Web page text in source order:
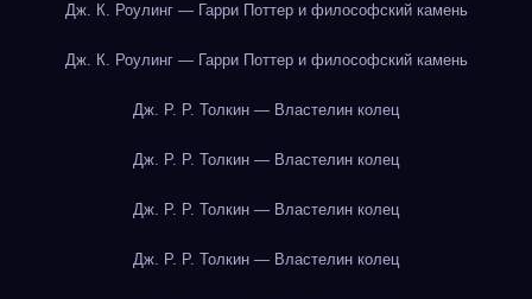
Дж. К. Роулинг — Гарри Поттер и философский камень
Дж. К. Роулинг — Гарри Поттер и философский камень
Дж. Р. Р. Толкин — Властелин колец
Дж. Р. Р. Толкин — Властелин колец
Дж. Р. Р. Толкин — Властелин колец
Дж. Р. Р. Толкин — Властелин колец